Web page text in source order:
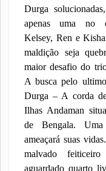
Durga
apenas uma no
Kelsey, Ren e
maldição seja
maior desafio do
A busca pelo
Durga – A corda
Ilhas Andaman
de Bengala.
ameaçará suas
malvado
aguardado quarto